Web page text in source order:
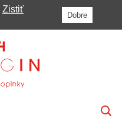
Zistiť
Dobre